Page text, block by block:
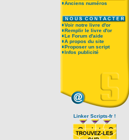
Anciens numéros
Voir notre livre d'or
Remplir le livre d'or
Le Forum d'aide
A propos du site
Proposer un script
Infos publicité
Linker Scripts-fr !